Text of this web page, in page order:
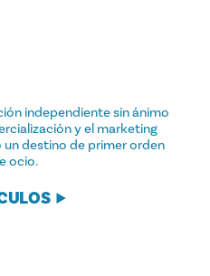
independiente sin ánimo
y el marketing
destino de primer orden
ocio.